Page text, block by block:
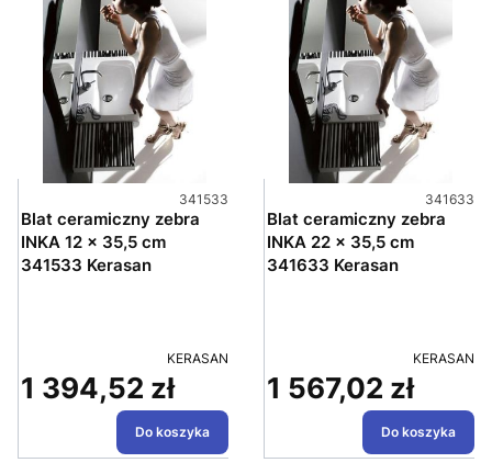
Kod produktu
341533
Blat ceramiczny zebra
INKA 12 x 35,5 cm
341533 Kerasan
PRODUCENT
KERASAN
Cena
1 394,52 zł
Do koszyka
Kod
341633
Blat ceramiczny zebra
INKA 22 x 35,5 cm
341633 Kerasan
KERASAN
Cena
1 567,02 zł
Do koszyka